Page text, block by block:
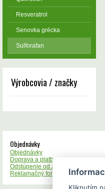
Resveratrol
Senovka grécka
Sulforafan
Výrobcovia / značky
Objednávky
Objednávky
Doprava a platba
Odstúpenie od zmluvy - vzor
Reklamačný formulár - vzor